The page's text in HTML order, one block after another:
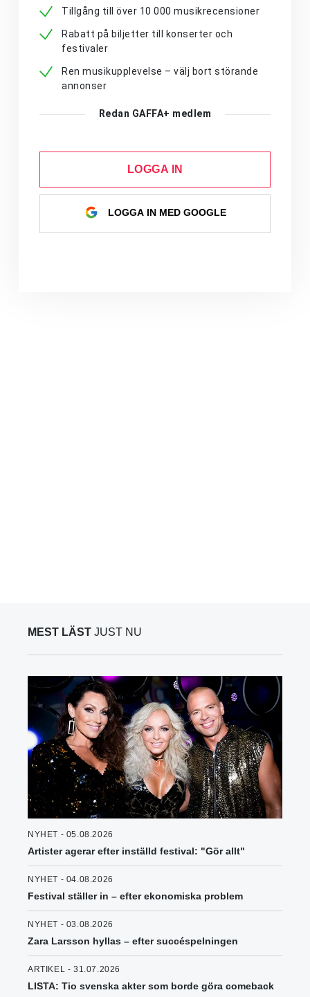
Tillgång till över 10 000 musikrecensioner
Rabatt på biljetter till konserter och
festivaler
Ren musikupplevelse – välj bort störande
annonser
Redan GAFFA+ medlem
LOGGA IN
LOGGA IN MED GOOGLE
MEST LÄST JUST NU
NYHET - 05.08.2026
Artister agerar efter inställd festival: "Gör allt"
NYHET - 04.08.2026
Festival ställer in – efter ekonomiska problem
NYHET - 03.08.2026
Zara Larsson hyllas – efter succéspelningen
ARTIKEL - 31.07.2026
LISTA: Tio svenska akter som borde göra comeback